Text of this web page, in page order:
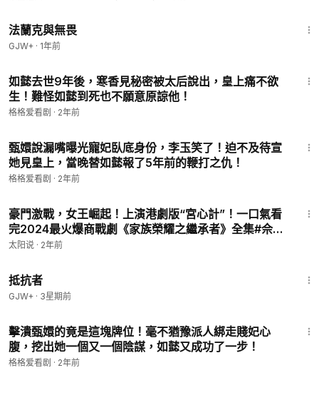
法蘭克與無畏
GJW+ · 1年前
如懿去世9年後，寒香見秘密被太后說出，皇上痛不欲
生！難怪如懿到死也不願意原諒他！
格格爱看剧 · 2年前
甄嬛說漏嘴曝光寵妃臥底身份，李玉笑了！迫不及待宣
她見皇上，當晚替如懿報了5年前的鞭打之仇！
格格爱看剧 · 2年前
豪門激戰，女王崛起！上演港劇版“宮心計”！一口氣看
完2024最火爆商戰劇《家族榮耀之繼承者》全集#佘詩
曼#林峯#羅子溢#羅嘉良#許紹雄#黃浩然
太阳说 · 2年前
抵抗者
GJW+ · 3星期前
擊潰甄嬛的竟是這塊牌位！毫不猶豫派人綁走賤妃心
腹，挖出她一個又一個陰謀，如懿又成功了一步！
格格爱看剧 · 2年前